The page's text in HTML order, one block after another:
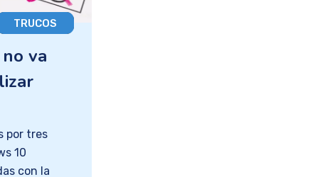
TRUCOS
va
en él. Para los usuarios de Windows 7, navegue hasta la pestaña «propietario» y haga clic en editar. En la nueva ventana que aparece, deberá escribir el nombre de usuario que está usando en su sistema y luego hacer clic en el botón de verificación de nombres. Windows comprobará automáticamente el nombre y completará el nombre completo del objeto por usted. Una vez hecho esto, podrá hacer clic en el botón Aceptar. Para los usuarios de Windows 7, haga clic en «otros usuarios o grupos» y continúe con el paso 5. Tenga en cuenta: si el nombre de su cuenta no aparece, puede buscarlo manualmente en la lista de usuarios. De vuelta en la ventana de configuración de seguridad avanzada, aparecerá una nueva línea debajo de la línea del propietario que acaba de cambiar. Se leerá “reemplazar propietario en subcontenedores y objetos” – marque esta casilla para asegurarse de que todas las subcarpetas o archivos asociados con este archivo o carpeta también tengan su propiedad cambiada. Esto es bueno, ya que significa que no tendrá que repetir los pasos 1-5 para todos los subdirectorios presentes. Pulsa el botón de aplicar. Cierre la ventana de propiedades y vuelva a abrirla. Seleccione la pestaña de seguridad en la parte superior nuevamente y haga clic en el botón avanzado nuevamente. En la ventana de permisos , seleccione el botón Agregar. Elija » seleccionar un director » e ingrese su nombre de usuario y marque todas las casillas de permisos o, si están disponibles, elija el control total. Golpea bien. Ahora marque la casilla que dice, «reemplace todas las entradas de permisos de objetos secundarios con entradas de permisos heredables de este objeto» y presione el botón Aplicar. Ahora la propiedad pasará de TrustedInstaller a usted. Ya no necesitará permiso del TrustedInstaller para realizar la acción que deseaba en dicho archivo o carpeta y en todos los subdirectorios que contiene. Nota: Si está utilizando Windows 7, se aplican los mismos pasos, pero es posible que deba navegar a la pestaña de propietario y hacer clic en el botón editar en la ventana de configuración de seguridad avanzada y luego usar «otros usuarios o grupos» para ingresar su nombre de usuario. para el proceso del nombre del cheque. Los hemos incluido como extra en los pasos anteriores. Vaya coñazo, y aún nos queda un poco. Es momento de copia